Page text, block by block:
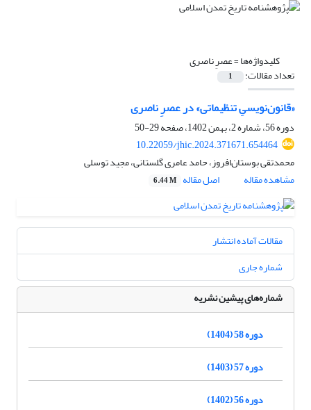
کلیدواژه‌ها =عصرِ ناصری
تعداد مقالات: 1
«قانون‌نویسیِ تنظیماتی» در عصرِ ناصری
دوره 56، شماره 2، بهمن 1402، صفحه
29-50
10.22059/jhic.2024.371671.654464
محمدتقی بوستان‌افروز، حامد عامری گلستانی، مجید توسلی
مشاهده مقاله
اصل مقاله 6.44 M
مقالات آماده انتشار
شماره جاری
شماره‌های پیشین نشریه
دوره 58 (1404)
دوره 57 (1403)
دوره 56 (1402)